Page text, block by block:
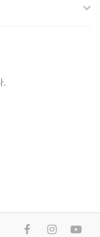
.